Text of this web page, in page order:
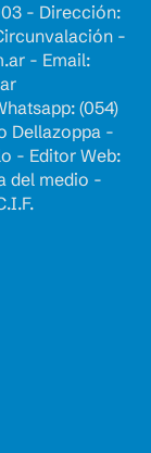
- Dirección:
-
- Email:
(054)
Dellazoppa -
- Editor Web:
del medio -